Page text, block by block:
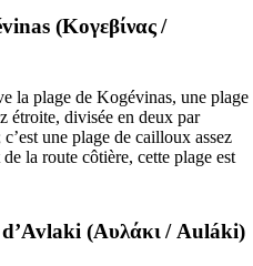
(Κογεβίνας/
la plage de Kogévinas, une plage
étroite, divisée en deux par
une plage de cailloux assez
la route côtière, cette plage est
(Αυλάκι/ Auláki)